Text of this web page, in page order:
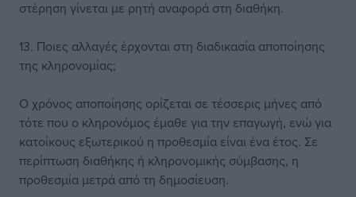
στέρηση γίνεται με ρητή αναφορά στη διαθήκη.
13. Ποιες αλλαγές έρχονται στη διαδικασία αποποίησης
της κληρονομίας;
Ο χρόνος αποποίησης ορίζεται σε τέσσερις μήνες από
τότε που ο κληρονόμος έμαθε για την επαγωγή, ενώ για
κατοίκους εξωτερικού η προθεσμία είναι ένα έτος. Σε
περίπτωση διαθήκης ή κληρονομικής σύμβασης, η
προθεσμία μετρά από τη δημοσίευση.